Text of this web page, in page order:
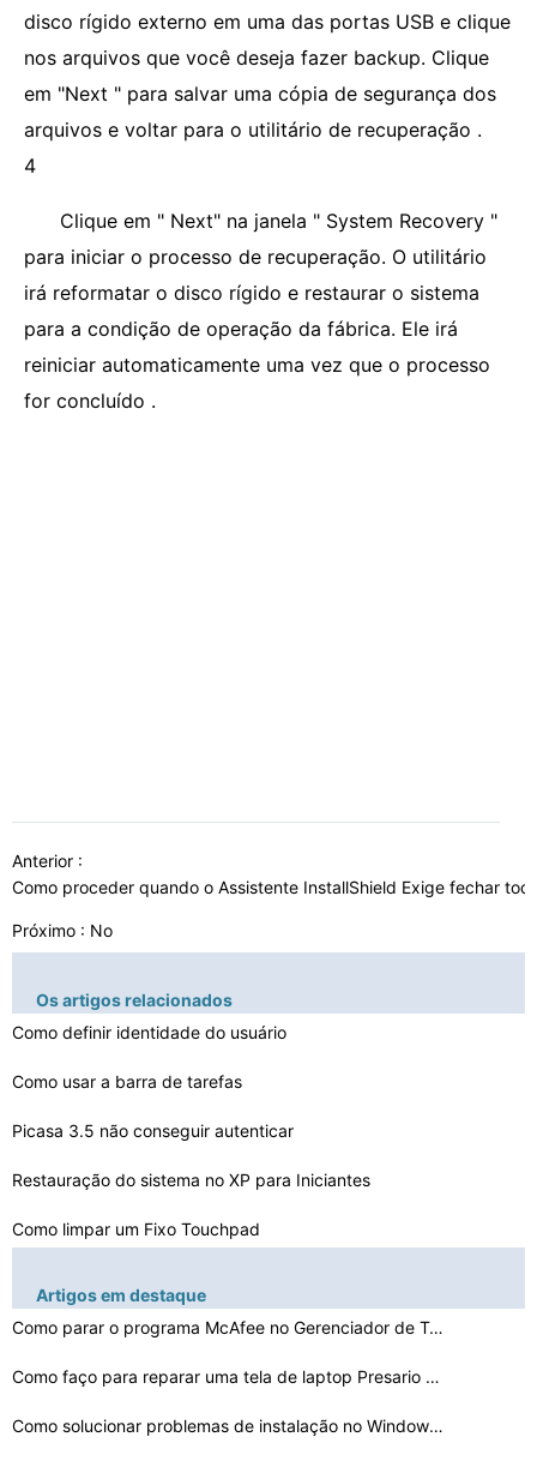
disco rígido externo em uma das portas USB e clique
nos arquivos que você deseja fazer backup. Clique
em "Next " para salvar uma cópia de segurança dos
arquivos e voltar para o utilitário de recuperação .
4
Clique em " Next" na janela " System Recovery "
para iniciar o processo de recuperação. O utilitário
irá reformatar o disco rígido e restaurar o sistema
para a condição de operação da fábrica. Ele irá
reiniciar automaticamente uma vez que o processo
for concluído .
Anterior :
Como proceder quando o Assistente InstallShield Exige fechar
Próximo : No
Os artigos relacionados
Como definir identidade do usuário
Como usar a barra de tarefas
Picasa 3.5 não conseguir autenticar
Restauração do sistema no XP para Iniciantes
Como limpar um Fixo Touchpad
Como levantar cor Vibrance no Windows 7
Como excluir um Host File Redirecionando
Como se livrar de FraudTool.Win32.AntiSpywareBot
Artigos em destaque
Como parar o programa McAfee no Gerenciador de Tarefas
Como faço para reparar uma tela de laptop Presario C50…
Como solucionar problemas de instalação no Windows Vi…